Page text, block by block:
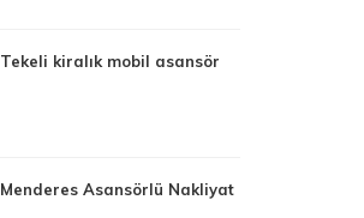
Tekeli kiralık mobil asansör
Menderes Asansörlü Nakliyat